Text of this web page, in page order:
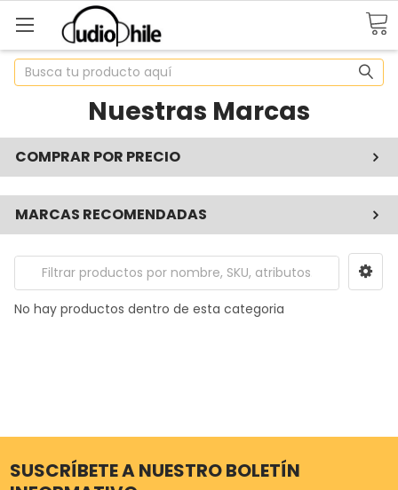
Buscar
Nuestras Marcas
COMPRAR POR PRECIO
MARCAS RECOMENDADAS
No hay productos dentro de esta categoria
SUSCRÍBETE A NUESTRO BOLETÍN